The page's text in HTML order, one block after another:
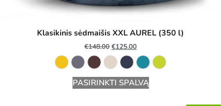
Klasikinis sėdmaišis XXL AUREL (350 l)
€148.00 €125.00
PASIRINKTI SPALVĄ